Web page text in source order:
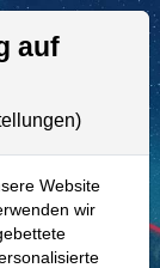
und Artikelsuche
auf
Website
wir